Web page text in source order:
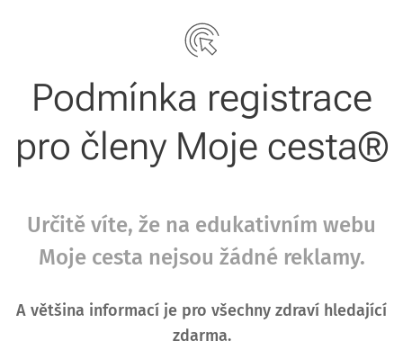
Podmínka registrace
pro členy Moje cesta®
Určitě víte, že na edukativním webu
Moje cesta nejsou žádné reklamy.
A většina informací je pro všechny zdraví hledající
zdarma.